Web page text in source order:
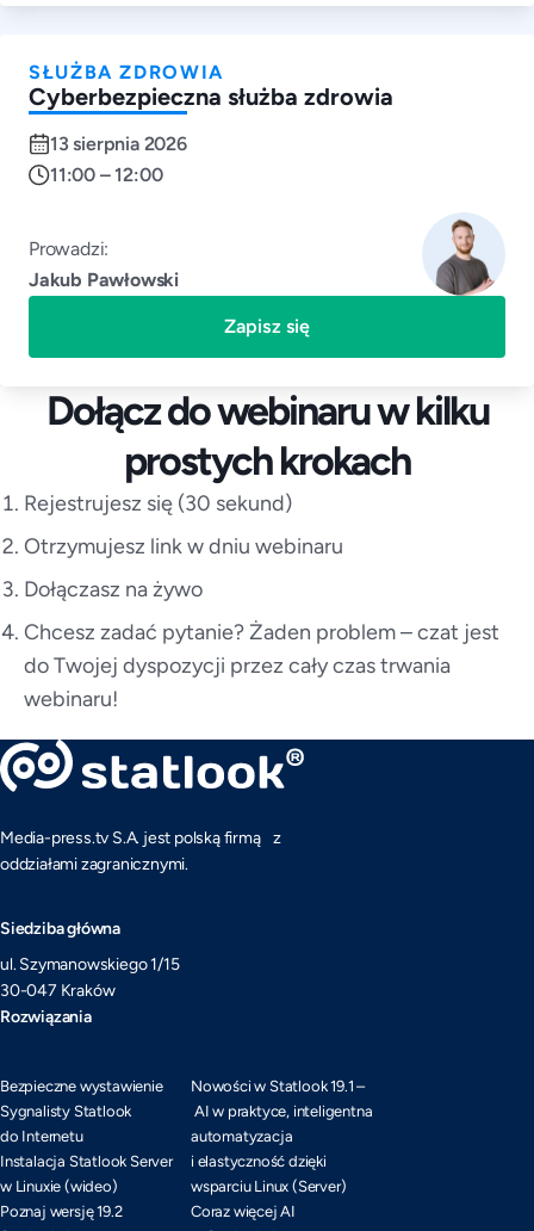
SŁUŻBA ZDROWIA
Cyberbezpieczna służba zdrowia
13 sierpnia 2026
11:00 – 12:00
Prowadzi:
Jakub Pawłowski
Zapisz się
Dołącz do webinaru w kilku
prostych krokach
Rejestrujesz się (30 sekund)
Otrzymujesz link w dniu webinaru
Dołączasz na żywo
Chcesz zadać pytanie? Żaden problem – czat jest
do Twojej dyspozycji przez cały czas trwania
webinaru!
Media-press.tv S.A. jest polską firmą z
oddziałami zagranicznymi.
Siedziba główna
ul. Szymanowskiego 1/15
30-047 Kraków
Rozwiązania
Bezpieczne wystawienie
Sygnalisty Statlook
do Internetu
Instalacja Statlook Server
w Linuxie (wideo)
Poznaj wersję 19.2
Nowości w Statlook 19.1 –
AI w praktyce, inteligentna
automatyzacja
i elastyczność dzięki
wsparciu Linux (Server)
Coraz więcej AI